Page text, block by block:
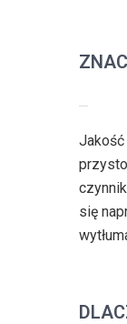
Jakość
się